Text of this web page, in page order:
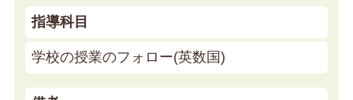
指導科目
学校の授業のフォロー(英数国)